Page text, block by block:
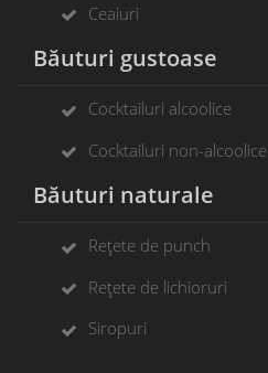
Ceaiuri
Băuturi gustoase
Cocktailuri alcoolice
Cocktailuri non-alcoolice
Băuturi naturale
Rețete de punch
Rețete de lichioruri
Siropuri